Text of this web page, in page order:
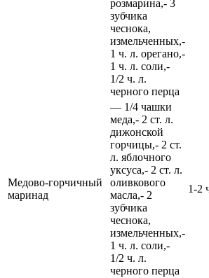
розмарина,- 3
зубчика
чеснока,
измельченных,-
1 ч. л. орегано,-
1 ч. л. соли,-
1/2 ч. л.
черного перца
Медово-горчичный
маринад
— 1/4 чашки
меда,- 2 ст. л.
дижонской
горчицы,- 2 ст.
л. яблочного
уксуса,- 2 ст. л.
оливкового
масла,- 2
зубчика
чеснока,
измельченных,-
1 ч. л. соли,-
1/2 ч. л.
черного перца
1-2